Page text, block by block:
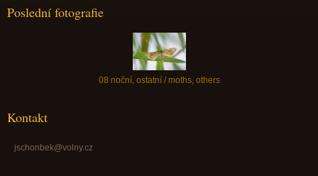
Poslední fotografie
08 noční, ostatní / moths, others
Kontakt
jschonbek@volny.cz